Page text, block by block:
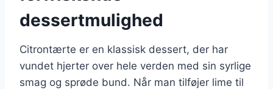
dessertmulighed
Citrontærte er en klassisk dessert, der har
vundet hjerter over hele verden med sin syrlige
smag og sprøde bund. Når man tilføjer lime til